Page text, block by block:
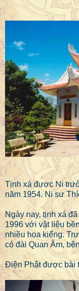
Tịnh xá được Ni
năm 1954. Ni sư
Ngày nay, tịnh xá
1996 với vật liệu
nhiều hoa kiểng.
có đài Quan Âm,
Điện Phật được bài